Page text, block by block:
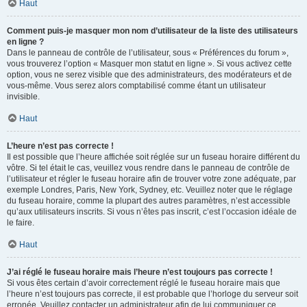
Haut
Comment puis-je masquer mon nom d’utilisateur de la liste des utilisateurs
en ligne ?
Dans le panneau de contrôle de l’utilisateur, sous « Préférences du forum »,
vous trouverez l’option « Masquer mon statut en ligne ». Si vous activez cette
option, vous ne serez visible que des administrateurs, des modérateurs et de
vous-même. Vous serez alors comptabilisé comme étant un utilisateur
invisible.
Haut
L’heure n’est pas correcte !
Il est possible que l’heure affichée soit réglée sur un fuseau horaire différent du
vôtre. Si tel était le cas, veuillez vous rendre dans le panneau de contrôle de
l’utilisateur et régler le fuseau horaire afin de trouver votre zone adéquate, par
exemple Londres, Paris, New York, Sydney, etc. Veuillez noter que le réglage
du fuseau horaire, comme la plupart des autres paramètres, n’est accessible
qu’aux utilisateurs inscrits. Si vous n’êtes pas inscrit, c’est l’occasion idéale de
le faire.
Haut
J’ai réglé le fuseau horaire mais l’heure n’est toujours pas correcte !
Si vous êtes certain d’avoir correctement réglé le fuseau horaire mais que
l’heure n’est toujours pas correcte, il est probable que l’horloge du serveur soit
erronée. Veuillez contacter un administrateur afin de lui communiquer ce